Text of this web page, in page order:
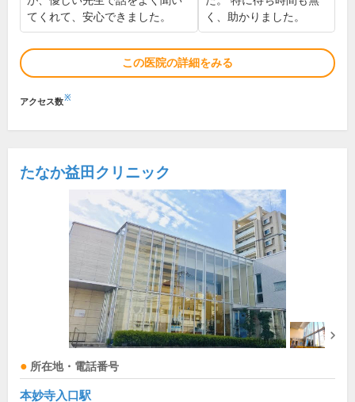
てくれて、安心できました。
く、助かりました。
この医院の詳細をみる
アクセス数※
たなか益田クリニック
所在地・電話番号
本妙寺入口駅